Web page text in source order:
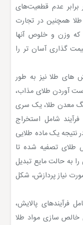
برابر عدم قطعیت‌های
همچنین در تجارت
که وزن و خلوص آنها
گذاری آسان تر را
های طلا نیز به طور
آوردن طلای مذاب،
معدن طلا، یک سری
شامل استخراج
نتیجه یک ماده طلایی
طلای تصفیه شده تا
به حالت مایع تبدیل
نیاز پردازش، شکل
فرآیندهای پالایش،
سازی مواد طلا